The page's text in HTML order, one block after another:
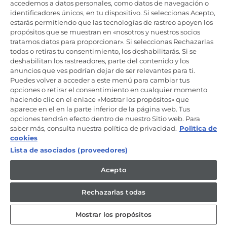
Productos de cuidado y mantenimiento
Mantente en contacto
Regístrate ahora
Candy Hoover Group Srl –con accionista único, empresa que
gestiona y coordina la actividad de Candy S.p.A, con domicilio fiscal
en Via Comolli, 57 - 20861 Brugherio (MB) – Sede administrativa: Via
Privata Eden Fumagalli - 20861 Brugherio (MB). - Italia con capital
Mercantil/ tributación de Monza y Brianza 04666310158 – IVA núm.
IT00786860965
ES / Español
accedemos a datos personales, como datos de navegación o
identificadores únicos, en tu dispositivo. Si seleccionas Acepto,
estarás permitiendo que las tecnologías de rastreo apoyen los
propósitos que se muestran en «nosotros y nuestros socios
tratamos datos para proporcionar». Si seleccionas Rechazarlas
todas o retiras tu consentimiento, los deshabilitarás. Si se
deshabilitan los rastreadores, parte del contenido y los
anuncios que ves podrían dejar de ser relevantes para ti.
Puedes volver a acceder a este menú para cambiar tus
opciones o retirar el consentimiento en cualquier momento
haciendo clic en el enlace «Mostrar los propósitos» que
aparece en el en la parte inferior de la página web. Tus
opciones tendrán efecto dentro de nuestro Sitio web. Para
saber más, consulta nuestra política de privacidad. Polìtica de
cookies
Lista de asociados (proveedores)
Acepto
Rechazarlas todas
Mostrar los propósitos